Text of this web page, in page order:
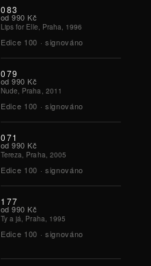
083
od 990 Kč
Lips for Elle, Praha, 1996
Edice 100 · signováno
079
od 990 Kč
Nude, Praha, 2011
Edice 100 · signováno
071
od 990 Kč
Tereza, Praha, 2005
Edice 100 · signováno
177
od 990 Kč
Ty a já, Praha, 1995
Edice 100 · signováno